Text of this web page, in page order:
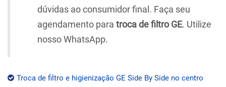
dúvidas ao consumidor final. Faça seu
agendamento para troca de filtro GE. Utilize
nosso WhatsApp.
Troca de filtro e higienização GE Side By Side no centro